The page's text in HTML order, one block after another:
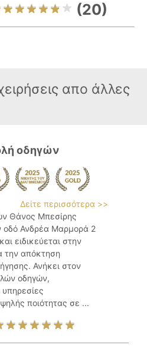
(20)
απο άλλες
οδηγών
Δείτε περισσότερα >>
Θάνος Μπεσίρης
οδό Ανδρέα Μαρμορά 2
ειδικεύεται στην
την απόκτηση
Ανήκει στον
οδηγών,
ποιότητας σε ...